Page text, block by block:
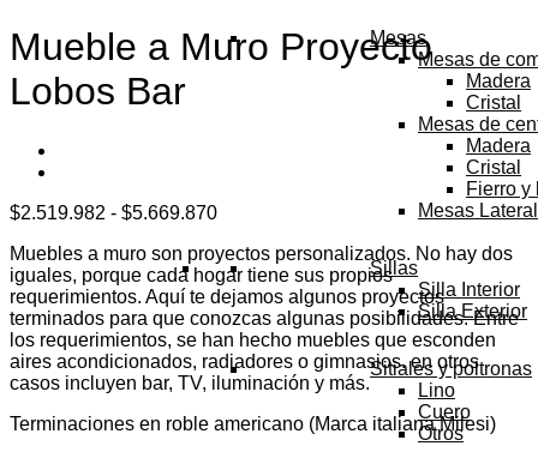
Mesas
Mesas de
Madera
Cristal
Mesas de
Madera
Cristal
Fierro y
Mesas
Sillas
Silla Interior
Silla Exterior
Sitiales y poltronas
Lino
Cuero
Otros
Mueble a Muro Proyecto
Lobos Bar
$2.519.982 - $5.669.870Rango
precios:
desde
$2.519.982
hasta
$5.669.870
Muebles a muro son proyectos personalizados. No hay dos
iguales, porque cada hogar tiene sus propios
requerimientos. Aquí te dejamos algunos proyectos
terminados para que conozcas algunas posibilidades. Entre
los requerimientos, se han hecho muebles que esconden
aires acondicionados, radiadores o gimnasios. en otros
casos incluyen bar, TV, iluminación y más.
Terminaciones en roble americano (Marca italiana Milesi)